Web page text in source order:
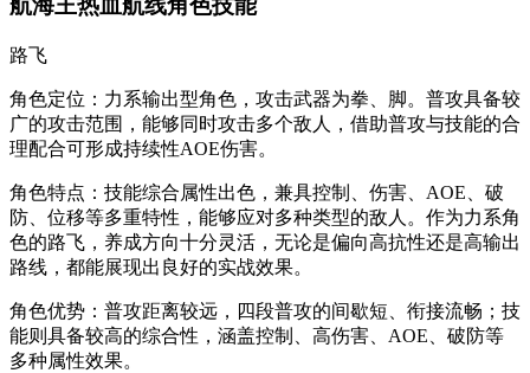
航海王热血航线角色技能
路飞
角色定位：力系输出型角色，攻击武器为拳、脚。普攻具备较
广的攻击范围，能够同时攻击多个敌人，借助普攻与技能的合
理配合可形成持续性AOE伤害。
角色特点：技能综合属性出色，兼具控制、伤害、AOE、破
防、位移等多重特性，能够应对多种类型的敌人。作为力系角
色的路飞，养成方向十分灵活，无论是偏向高抗性还是高输出
路线，都能展现出良好的实战效果。
角色优势：普攻距离较远，四段普攻的间歇短、衔接流畅；技
能则具备较高的综合性，涵盖控制、高伤害、AOE、破防等
多种属性效果。